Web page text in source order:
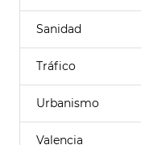
Sanidad
Tráfico
Urbanismo
Valencia